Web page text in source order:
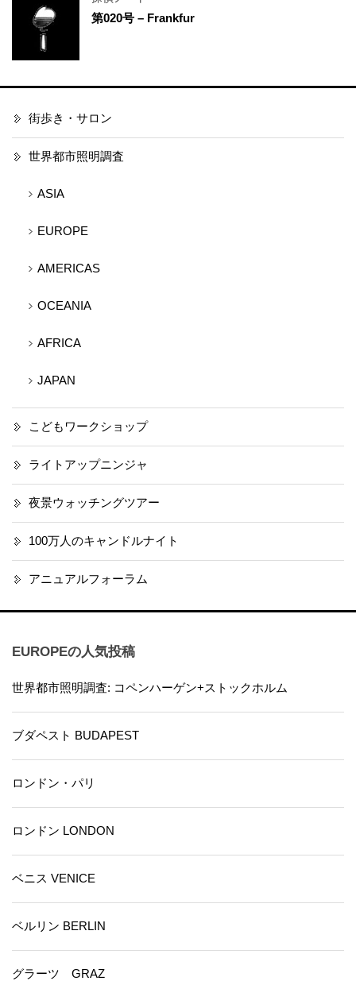
第020号 – Frankfur
街歩き・サロン
世界都市照明調査
ASIA
EUROPE
AMERICAS
OCEANIA
AFRICA
JAPAN
こどもワークショップ
ライトアップニンジャ
夜景ウォッチングツアー
100万人のキャンドルナイト
アニュアルフォーラム
EUROPEの人気投稿
世界都市照明調査: コペンハーゲン+ストックホルム
ブダペスト BUDAPEST
ロンドン・パリ
ロンドン LONDON
ベニス VENICE
ベルリン BERLIN
グラーツ GRAZ